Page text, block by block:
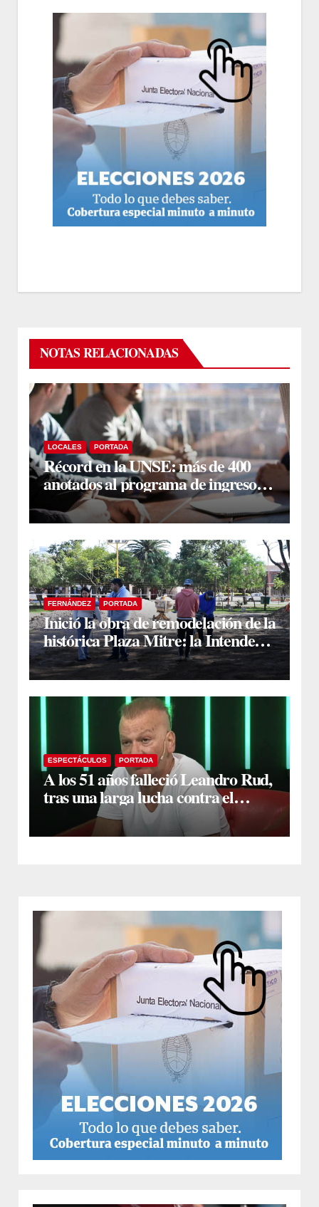
NOTAS RELACIONADAS
LOCALES PORTADA
Récord en la UNSE: más de 400
anotados al programa de ingreso
sin secundario
FERNÁNDEZ PORTADA
Inició la obra de remodelación de la
histórica Plaza Mitre: la Intendente
Yanina Iturre supervisó los
primeros trabajos
ESPECTÁCULOS PORTADA
A los 51 años falleció Leandro Rud,
tras una larga lucha contra el